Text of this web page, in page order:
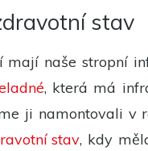
stav
mají naše stropní
, která má
ji namontovali v
stav, kdy